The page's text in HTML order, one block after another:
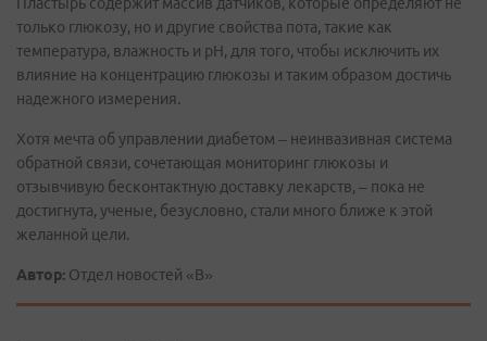
только глюкозу, но и другие свойства пота, такие как
температура, влажность и рН, для того, чтобы исключить их
влияние на концентрацию глюкозы и таким образом достичь
надежного измерения.
Хотя мечта об управлении диабетом – неинвазивная система
обратной связи, сочетающая мониторинг глюкозы и
отзывчивую бесконтактную доставку лекарств, – пока не
достигнута, ученые, безусловно, стали много ближе к этой
желанной цели.
Автор: Отдел новостей «В»